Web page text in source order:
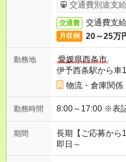
交通費別途支
交通費 交通費支
月収例 20～25万
勤務地
愛媛県西条市
伊予西条駅から車
物流・倉庫関係
勤務時間 8:00～
期間
長期【ご応募から
即日～